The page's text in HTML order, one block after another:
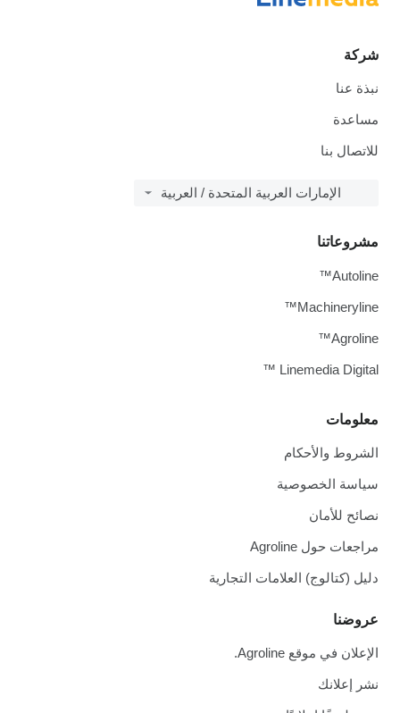
شركة
نبذة عنا
مساعدة
للاتصال بنا
الإمارات العربية المتحدة / العربية
معلومات
الشروط والأحكام
سياسة الخصوصية
نصائح للأمان
مراجعات حول Agroline
دليل (كتالوج) العلامات التجارية
عروضنا
الإعلان في موقع Agroline.
نشر إعلانك
مشروعاتنا
Autoline™
Machineryline™
Agroline™
Linemedia Digital ™